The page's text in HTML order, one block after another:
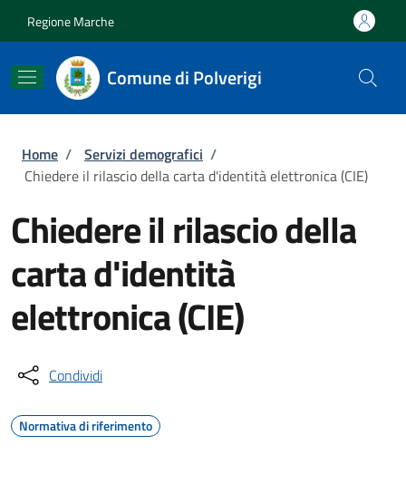
Regione Marche
Comune di Polverigi
Briciole di pane
Home / Servizi demografici /
Chiedere il rilascio della carta d'identità elettronica (CIE)
Chiedere il rilascio della
carta d'identità
elettronica (CIE)
Condividi
Normativa di riferimento